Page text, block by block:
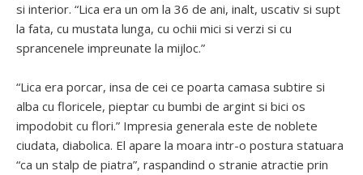
si interior. “Lica era un om la 36 de ani, inalt, uscativ si supt
la fata, cu mustata lunga, cu ochii mici si verzi si cu
sprancenele impreunate la mijloc.”
“Lica era porcar, insa de cei ce poarta camasa subtire si
alba cu floricele, pieptar cu bumbi de argint si bici os
impodobit cu flori.” Impresia generala este de noblete
ciudata, diabolica. El apare la moara intr-o postura statuara
“ca un stalp de piatra”, raspandind o stranie atractie prin